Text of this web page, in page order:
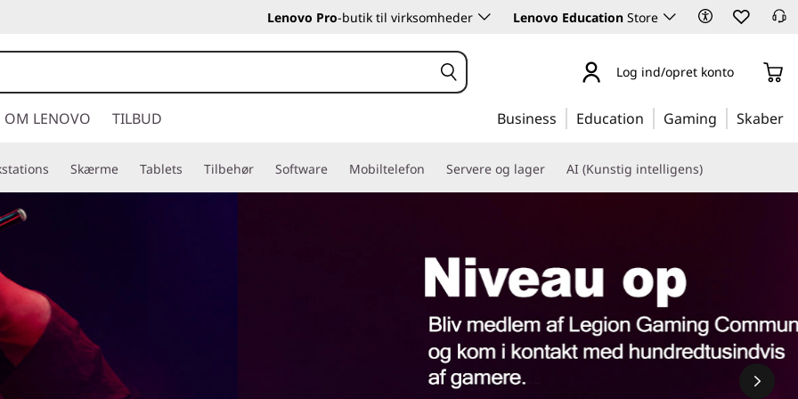
Lenovo Pro-butik til virksomheder Lenovo Education Store
Log ind/opret konto
OM LENOVO TILBUD Business Education Gaming Skaber
Skærme Tablets Tilbehør Software Mobiltelefon Servere og lager AI (Kunstig intelligens)